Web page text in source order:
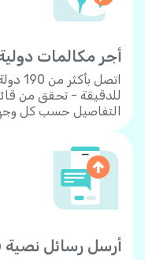
أجر مكالمات
للدقيقة - تحقق من
التفاصيل حسب كل
أرسل رسائل نصية